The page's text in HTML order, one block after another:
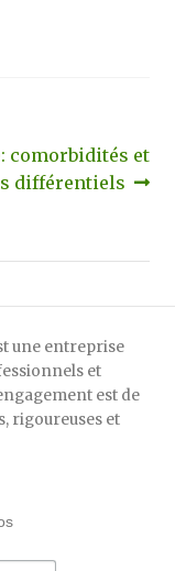
comorbidités et
différentiels
une entreprise
et
est de
rigoureuses et